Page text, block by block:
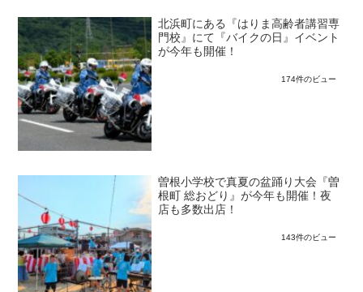
北浜町にある『はりま高齢者講習専
門校』にて『バイクの日』イベント
が今年も開催！
174件のビュー
曽根小学校で真夏の盆踊り大会『曽
根町 総おどり』が今年も開催！夜
店も多数出店！
143件のビュー